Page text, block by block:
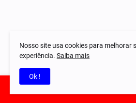
© 2023-2025 Notícias Piauí
Nosso site usa cookies para melhorar
experiência. Saiba mais
Ok !